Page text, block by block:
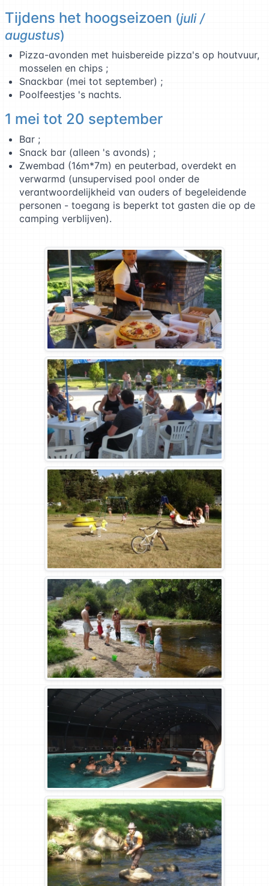
Tijdens het hoogseizoen (juli /
augustus)
Pizza-avonden met huisbereide pizza's op houtvuur,
mosselen en chips ;
Snackbar (mei tot september) ;
Poolfeestjes 's nachts.
1 mei tot 20 september
Bar ;
Snack bar (alleen 's avonds) ;
Zwembad (16m*7m) en peuterbad, overdekt en
verwarmd (unsupervised pool onder de
verantwoordelijkheid van ouders of begeleidende
personen - toegang is beperkt tot gasten die op de
camping verblijven).